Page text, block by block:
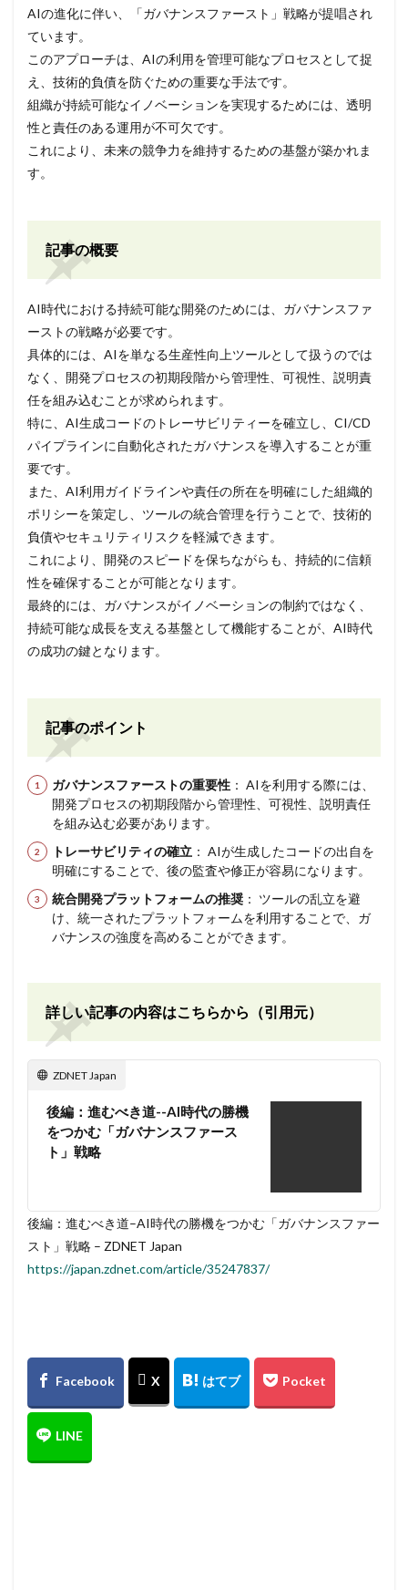
AIの進化に伴い、「ガバナンスファースト」戦略が提唱され
ています。
このアプローチは、AIの利用を管理可能なプロセスとして捉
え、技術的負債を防ぐための重要な手法です。
組織が持続可能なイノベーションを実現するためには、透明
性と責任のある運用が不可欠です。
これにより、未来の競争力を維持するための基盤が築かれま
す。
記事の概要
AI時代における持続可能な開発のためには、ガバナンスファ
ーストの戦略が必要です。
具体的には、AIを単なる生産性向上ツールとして扱うのでは
なく、開発プロセスの初期段階から管理性、可視性、説明責
任を組み込むことが求められます。
特に、AI生成コードのトレーサビリティーを確立し、CI/CD
パイプラインに自動化されたガバナンスを導入することが重
要です。
また、AI利用ガイドラインや責任の所在を明確にした組織的
ポリシーを策定し、ツールの統合管理を行うことで、技術的
負債やセキュリティリスクを軽減できます。
これにより、開発のスピードを保ちながらも、持続的に信頼
性を確保することが可能となります。
最終的には、ガバナンスがイノベーションの制約ではなく、
持続可能な成長を支える基盤として機能することが、AI時代
の成功の鍵となります。
記事のポイント
ガバナンスファーストの重要性 ： AIを利用する際には、
開発プロセスの初期段階から管理性、可視性、説明責任
を組み込む必要があります。
トレーサビリティの確立 ： AIが生成したコードの出自を
明確にすることで、後の監査や修正が容易になります。
統合開発プラットフォームの推奨 ： ツールの乱立を避
け、統一されたプラットフォームを利用することで、ガ
バナンスの強度を高めることができます。
詳しい記事の内容はこちらから（引用元）
ZDNET Japan
後編：進むべき道--AI時代の勝機
をつかむ「ガバナンスファース
ト」戦略
後編：進むべき道–AI時代の勝機をつかむ「ガバナンスファー
スト」戦略 – ZDNET Japan
https://japan.zdnet.com/article/35247837/